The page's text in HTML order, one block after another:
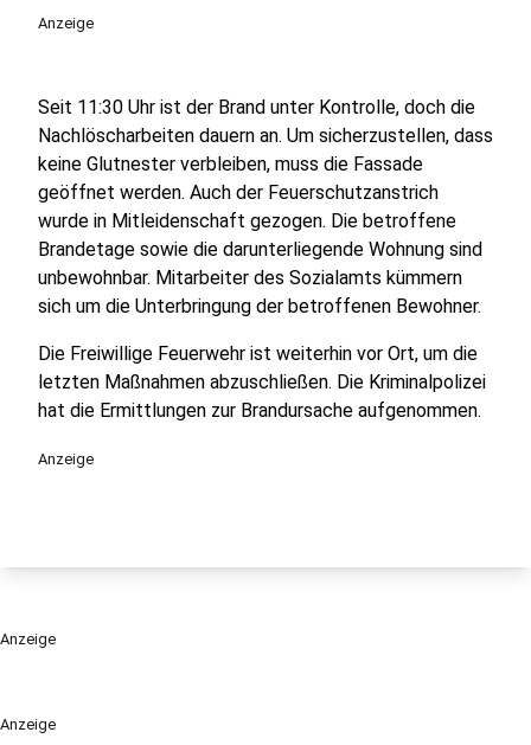
Anzeige
Anzeige
Seit 11:30 Uhr ist der Brand unter Kontrolle, doch die
Nachlöscharbeiten dauern an. Um sicherzustellen, dass
keine Glutnester verbleiben, muss die Fassade
geöffnet werden. Auch der Feuerschutzanstrich
wurde in Mitleidenschaft gezogen. Die betroffene
Brandetage sowie die darunterliegende Wohnung sind
unbewohnbar. Mitarbeiter des Sozialamts kümmern
sich um die Unterbringung der betroffenen Bewohner.
Die Freiwillige Feuerwehr ist weiterhin vor Ort, um die
letzten Maßnahmen abzuschließen. Die Kriminalpolizei
hat die Ermittlungen zur Brandursache aufgenommen.
Anzeige
Anzeige